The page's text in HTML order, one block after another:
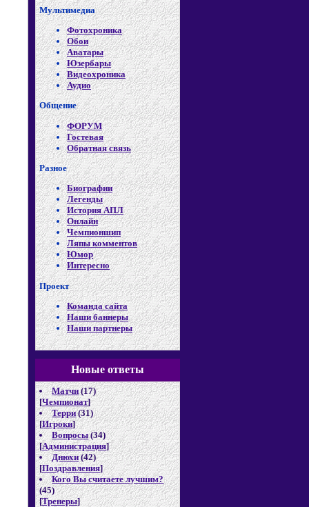
Мультимедиа
Фотохроника
Обои
Аватары
Юзербары
Видеохроника
Аудио
Общение
ФОРУМ
Гостевая
Обратная связь
Разное
Биографии
Легенды
История АПЛ
Онлайн
Чемпионшип
Ляпы комментов
Юмор
Интересно
Проект
Команда сайта
Наши баннеры
Наши партнеры
Новые ответы
Матчи (17)
[Чемпионат]
Терри (31)
[Игроки]
Вопросы (34)
[Администрация]
Днюхи (42)
[Поздравления]
Кого Вы считаете лучшим?
(45)
[Тренеры]